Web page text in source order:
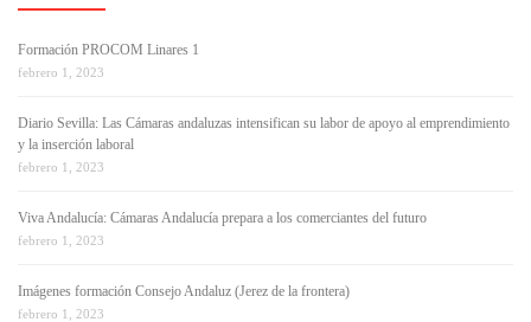
Formación PROCOM Linares 1
febrero 1, 2023
Diario Sevilla: Las Cámaras andaluzas intensifican su labor de apoyo al emprendimiento
y la inserción laboral
febrero 1, 2023
Viva Andalucía: Cámaras Andalucía prepara a los comerciantes del futuro
febrero 1, 2023
Imágenes formación Consejo Andaluz (Jerez de la frontera)
febrero 1, 2023